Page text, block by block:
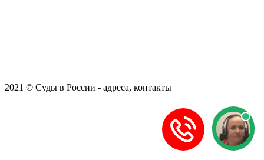
2021 © Суды в России - адреса, контакты